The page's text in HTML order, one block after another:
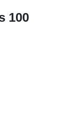
100